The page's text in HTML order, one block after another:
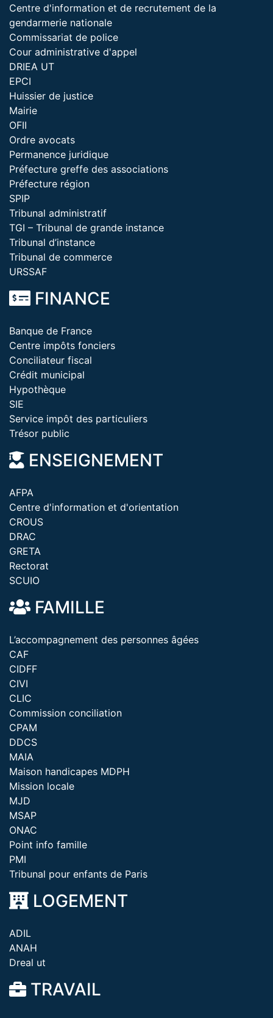
Centre d'information et de recrutement de la
gendarmerie nationale
Commissariat de police
Cour administrative d'appel
DRIEA UT
EPCI
Huissier de justice
Mairie
OFII
Ordre avocats
Permanence juridique
Préfecture greffe des associations
Préfecture région
SPIP
Tribunal administratif
TGI – Tribunal de grande instance
Tribunal d’instance
Tribunal de commerce
URSSAF
FINANCE
Banque de France
Centre impôts fonciers
Conciliateur fiscal
Crédit municipal
Hypothèque
SIE
Service impôt des particuliers
Trésor public
ENSEIGNEMENT
AFPA
Centre d'information et d'orientation
CROUS
DRAC
GRETA
Rectorat
SCUIO
FAMILLE
L’accompagnement des personnes âgées
CAF
CIDFF
CIVI
CLIC
Commission conciliation
CPAM
DDCS
MAIA
Maison handicapes MDPH
Mission locale
MJD
MSAP
ONAC
Point info famille
PMI
Tribunal pour enfants de Paris
LOGEMENT
ADIL
ANAH
Dreal ut
TRAVAIL